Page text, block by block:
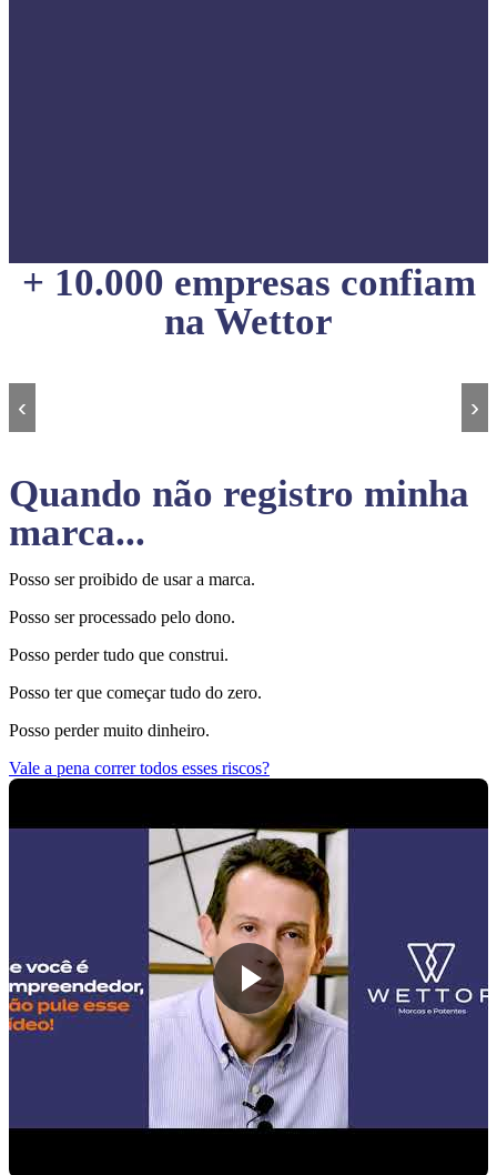
+ 10.000 empresas confiam
na Wettor
‹ ›
Quando não registro minha
marca...
Posso ser proibido de usar a marca.
Posso ser processado pelo dono.
Posso perder tudo que construi.
Posso ter que começar tudo do zero.
Posso perder muito dinheiro.
Vale a pena correr todos esses riscos?